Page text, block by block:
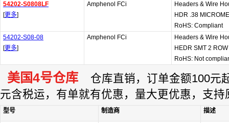
54202-S0808LF
[更多]
Amphenol FCi
Headers & Wire
HDR .38
RoHS: Compliant
54202-S08-08
[更多]
Amphenol FCi
Headers & Wire
HEDR SMT 2 ROW
RoHS: Not
美国4号仓库 仓库直销，订单金额100元
元含税运，有单就有优惠，量大更优惠，支持
型号 制造商 描述